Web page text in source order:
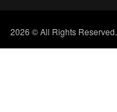
2026 © All Rights Reserved.